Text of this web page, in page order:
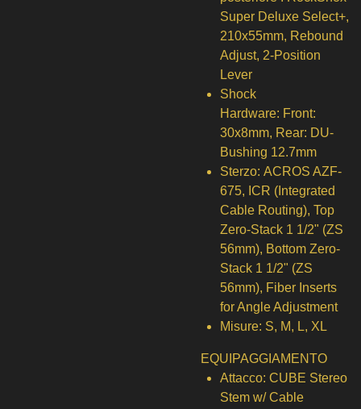
Super Deluxe Select+,
210x55mm, Rebound
Adjust, 2-Position
Lever
Shock
Hardware: Front:
30x8mm, Rear: DU-
Bushing 12.7mm
Sterzo: ACROS AZF-
675, ICR (Integrated
Cable Routing), Top
Zero-Stack 1 1/2" (ZS
56mm), Bottom Zero-
Stack 1 1/2" (ZS
56mm), Fiber Inserts
for Angle Adjustment
Misure: S, M, L, XL
EQUIPAGGIAMENTO
Attacco: CUBE Stereo
Stem w/ Cable